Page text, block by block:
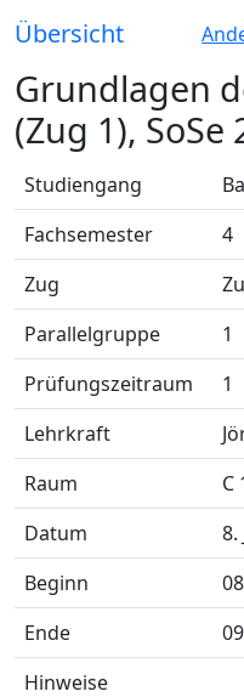
Übersicht
Grundlagen
(Zug 1), SoSe
Studiengang
Fachsemester
4
Zug
Parallelgruppe
1
Prüfungszeitraum
1
Lehrkraft
Raum
C
Datum
8.
Beginn
Ende
Hinweise